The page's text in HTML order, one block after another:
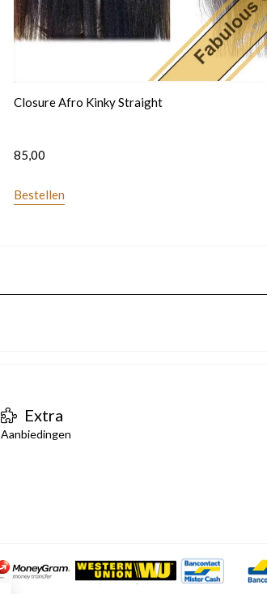
Closure Afro Kinky Straight
85,00
Bestellen
Extra
Aanbiedingen